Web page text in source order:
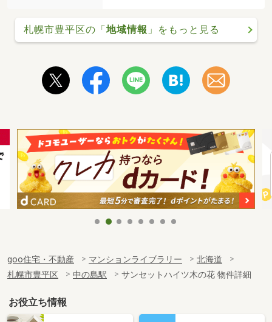
札幌市豊平区の「地域情報 」をもっと見る
goo住宅・不動産 マンションライブラリー
北海道
札幌市豊平区
中の島駅 サンセットハイツ木の花 物件詳細
お役立ち情報